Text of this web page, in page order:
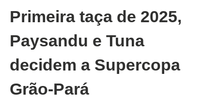
Primeira taça de 2025,
Paysandu e Tuna
decidem a Supercopa
Grão-Pará